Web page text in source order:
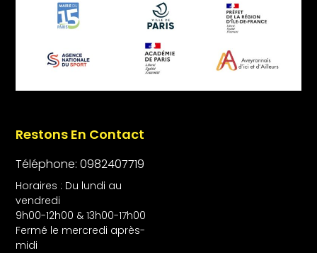
Restons En Contact
Téléphone: 0982407719
Horaires : Du lundi au
vendredi
9h00-12h00 & 13h00-17h00
Fermé le mercredi après-
midi